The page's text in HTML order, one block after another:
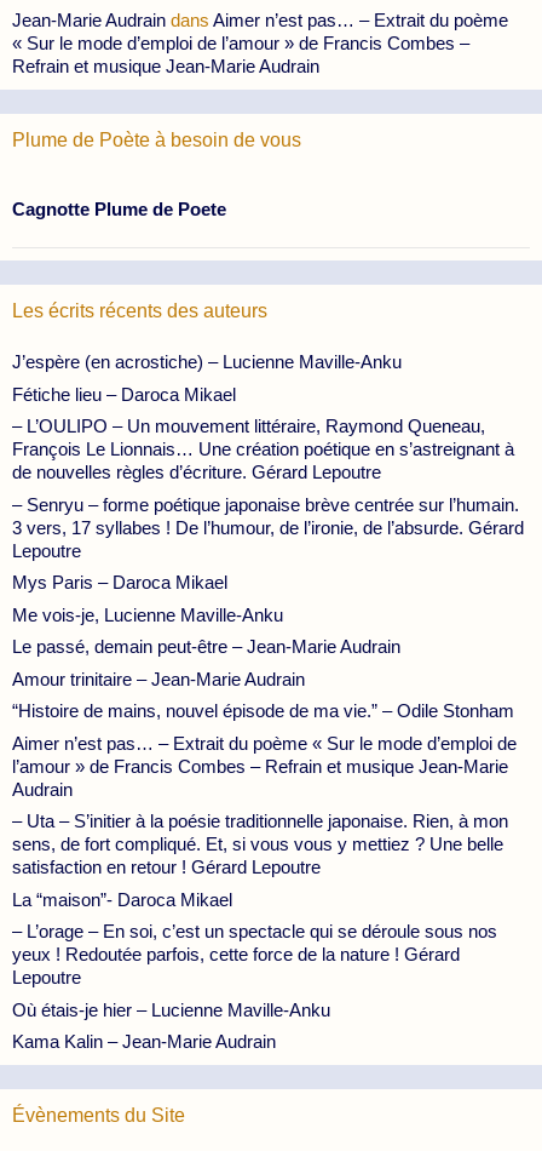
Jean-Marie Audrain dans Aimer n’est pas… – Extrait du poème
« Sur le mode d’emploi de l’amour » de Francis Combes –
Refrain et musique Jean-Marie Audrain
Plume de Poète à besoin de vous
Cagnotte Plume de Poete
Les écrits récents des auteurs
J’espère (en acrostiche) – Lucienne Maville-Anku
Fétiche lieu – Daroca Mikael
– L’OULIPO – Un mouvement littéraire, Raymond Queneau,
François Le Lionnais… Une création poétique en s’astreignant à
de nouvelles règles d’écriture. Gérard Lepoutre
– Senryu – forme poétique japonaise brève centrée sur l’humain.
3 vers, 17 syllabes ! De l’humour, de l’ironie, de l’absurde. Gérard
Lepoutre
Mys Paris – Daroca Mikael
Me vois-je, Lucienne Maville-Anku
Le passé, demain peut-être – Jean-Marie Audrain
Amour trinitaire – Jean-Marie Audrain
“Histoire de mains, nouvel épisode de ma vie.” – Odile Stonham
Aimer n’est pas… – Extrait du poème « Sur le mode d’emploi de
l’amour » de Francis Combes – Refrain et musique Jean-Marie
Audrain
– Uta – S’initier à la poésie traditionnelle japonaise. Rien, à mon
sens, de fort compliqué. Et, si vous vous y mettiez ? Une belle
satisfaction en retour ! Gérard Lepoutre
La “maison”- Daroca Mikael
– L’orage – En soi, c’est un spectacle qui se déroule sous nos
yeux ! Redoutée parfois, cette force de la nature ! Gérard
Lepoutre
Où étais-je hier – Lucienne Maville-Anku
Kama Kalin – Jean-Marie Audrain
Évènements du Site